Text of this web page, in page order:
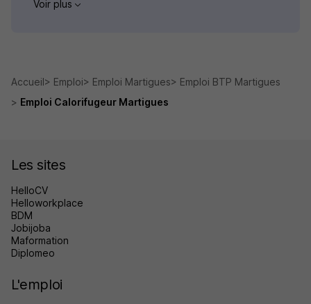
Voir plus
Accueil Emploi Emploi Martigues
Emploi BTP Martigues
Emploi Calorifugeur Martigues
Les sites
HelloCV
Helloworkplace
BDM
Jobijoba
Maformation
Diplomeo
L'emploi